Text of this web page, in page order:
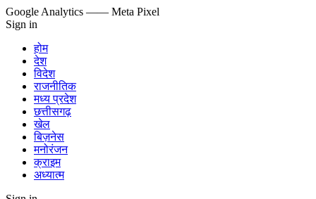
Google Analytics —— Meta Pixel
Sign in
होम
देश
विदेश
राजनीतिक
मध्य प्रदेश
छत्तीसगढ़
खेल
बिज़नेस
मनोरंजन
क्राइम
अध्यात्म